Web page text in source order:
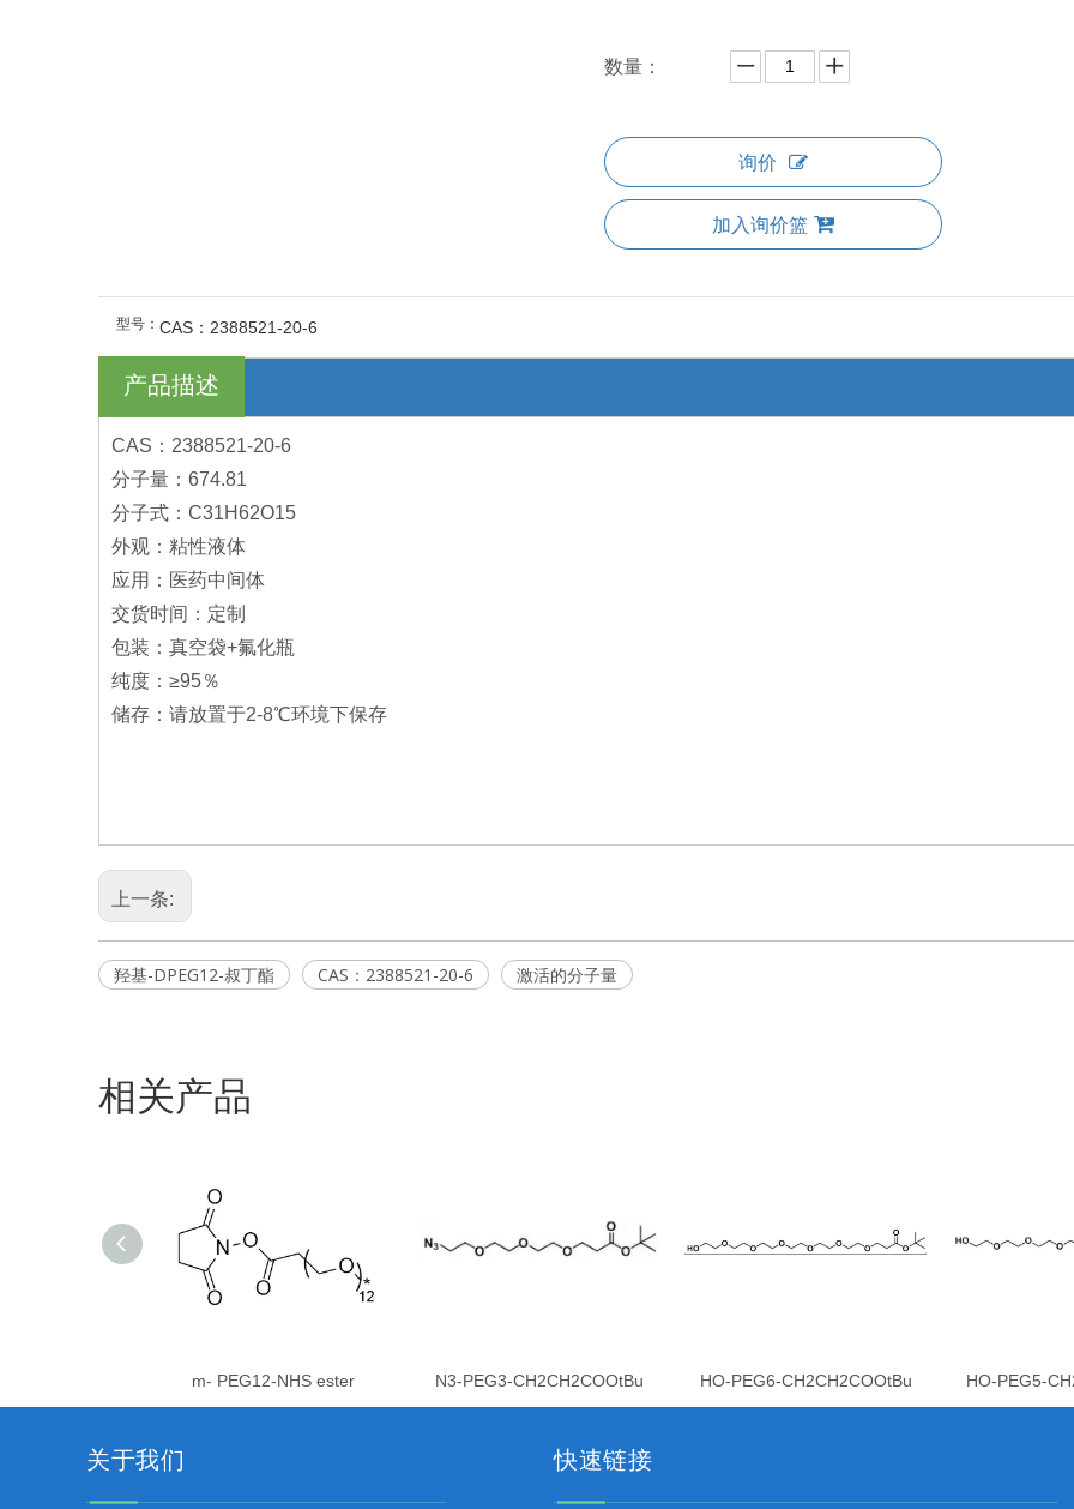
数量：
询价
加入询价篮
型号： CAS：2388521-20-6
产品描述
CAS：2388521-20-6
分子量：674.81
分子式：C31H62O15
外观：粘性液体
应用：医药中间体
交货时间：定制
包装：真空袋+氟化瓶
纯度：≥95％
储存：请放置于2-8℃环境下保存
上一条:
羟基-DPEG12-叔丁酯 CAS：2388521-20-6 激活的分子量
相关产品
m- PEG12-NHS ester N3-PEG3-CH2CH2COOtBu HO-PEG6-CH2CH2COOtBu HO-PEG5-
关于我们 快速链接